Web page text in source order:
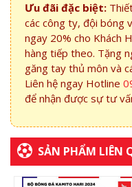
Ưu đãi đặc biệt:
các công ty, đội bóng
ngay 20% cho Khách
hàng tiếp theo. Tặng
găng tay thủ môn và
Liên hệ ngay Hotline
để nhận được sự tư
SẢN PHẨM LIÊN